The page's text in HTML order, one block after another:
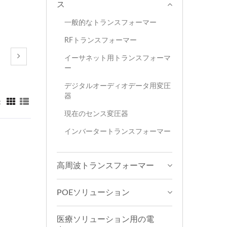
ス
一般的なトランスフォーマー
RFトランスフォーマー
イーサネット用トランスフォーマ
ー
デジタルオーディオデータ用変圧
器
現在のセンス変圧器
インバータートランスフォーマー
高周波トランスフォーマー
POEソリューション
医療ソリューション用の電